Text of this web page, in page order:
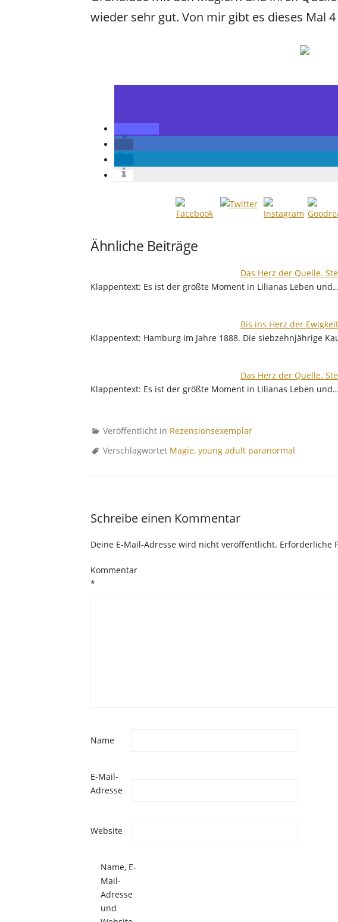
wieder sehr gut. Von mir gibt es dieses Mal
Ähnliche Beiträge
Das Herz der Quelle.
Klappentext: Es ist der größte Moment in Lilianas Leben und…
Bis ins Herz der
Klappentext: Hamburg im Jahre 1888. Die siebzehnjährige
Das Herz der Quelle.
Klappentext: Es ist der größte Moment in Lilianas Leben und…
Veröffentlicht in Rezensionsexemplar
Verschlagwortet Magie, young adult paranormal
Schreibe einen Kommentar
Deine E-Mail-Adresse wird nicht veröffentlicht. Erforderliche
Kommentar
*
Name
E-Mail-
Adresse
Website
Name, E-
Mail-
Adresse
und